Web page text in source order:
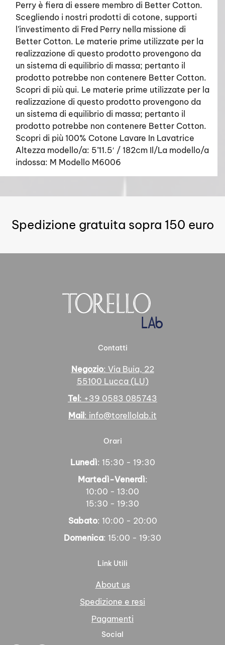
Perry è fiera di essere membro di Better Cotton.
Scegliendo i nostri prodotti di cotone, supporti
l’investimento di Fred Perry nella missione di
Better Cotton. Le materie prime utilizzate per la
realizzazione di questo prodotto provengono da
un sistema di equilibrio di massa; pertanto il
prodotto potrebbe non contenere Better Cotton.
Scopri di più qui. Le materie prime utilizzate per la
realizzazione di questo prodotto provengono da
un sistema di equilibrio di massa; pertanto il
prodotto potrebbe non contenere Better Cotton.
Scopri di più 100% Cotone Lavare In Lavatrice
Altezza modello/a: 5’11.5′ / 182cm Il/La modello/a
indossa: M Modello M6006
Spedizione gratuita sopra 150 euro
Contatti
Negozio: Via Buia, 22
55100 Lucca (LU)
Tel : +39 0583 085743
Mail : info@torellolab.it
Orari
Lunedì: 15:30 - 19:30
Martedì-Venerdì:
10:00 - 13:00
15:30 - 19:30
Sabato: 10:00 - 20:00
Domenica: 15:00 - 19:30
Link Utili
About us
Spedizione e resi
Pagamenti
Social